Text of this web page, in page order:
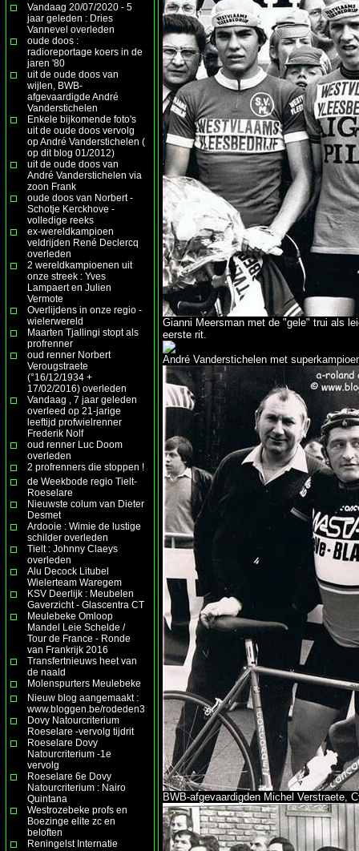
Vandaag 20/07/2020 - 5
jaar geleden : Dries
Vannevel overleden
oude doos :
radioreportage koers in de
jaren '80
uit de oude doos van
wijlen, BWB-
afgevaardigde André
Vanderstichelen
Enkele bijkomende foto's
uit de oude doos vervolg
op André Vanderstichelen (
op dit blog 01/2012)
uit de oude doos van
André Vanderstichelen via
zoon Frank
oude doos van Norbert -
Schotje Kerckhove -
volledige reeks
ex-wereldkampioen
veldrijden René Declercq
overleden
2 wereldkampioenen uit
onze streek : Yves
Lampaert en Julien
Vermote
Overlijdens in onze regio -
wielerwereld
Maarten Tjallingi stopt als
profrenner
oud renner Norbert
Verougstraete
(°16/12/1934 +
17/02/2016) overleden
Vandaag , 7 jaar geleden
overleed op 21-jarige
leeftijd profwielrenner
Frederik Nolf
oud renner Luc Doom
overleden
2 profrenners die stoppen !
de Weekbode regio Tielt-
Roeselare
Nieuwste colum van Dieter
Desmet
Ardooie : Wimie de lustige
schilder overleden
Tielt : Johnny Claeys
overleden
Alu Decock Litubel
Wielerteam Waregem
KSV Deerlijk : Meubelen
Gaverzicht - Glascentra CT
Meulebeke Omloop
Mandel Leie Schelde /
Tour de France - Ronde
van Frankrijk 2016
Transfertnieuws heet van
de naald
Molenspurters Meulebeke
Nieuw blog aangemaakt :
www.bloggen.be/rodeden3
Dovy Natourcriterium
Roeselare -vervolg tijdrit
Roeselare Dovy
Natourcriterium -1e
vervolg
Roeselare 6e Dovy
Natourcriterium : Nairo
Quintana
Westrozebeke profs en
Boezinge elite zc en
beloften
Reningelst Internatie
Gianni Meersman met de "gele" trui als
eerste rit.
André Vanderstichelen met
BWB-afgevaardigden Michel Verstraete,